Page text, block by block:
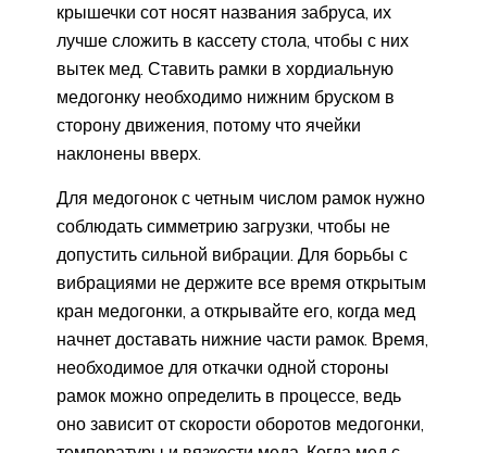
крышечки сот носят названия забруса, их
лучше сложить в кассету стола, чтобы с них
вытек мед. Ставить рамки в хордиальную
медогонку необходимо нижним бруском в
сторону движения, потому что ячейки
наклонены вверх.
Для медогонок с четным числом рамок нужно
соблюдать симметрию загрузки, чтобы не
допустить сильной вибрации. Для борьбы с
вибрациями не держите все время открытым
кран медогонки, а открывайте его, когда мед
начнет доставать нижние части рамок. Время,
необходимое для откачки одной стороны
рамок можно определить в процессе, ведь
оно зависит от скорости оборотов медогонки,